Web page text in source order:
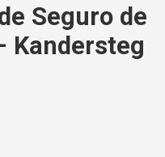
Seguro de
Kandersteg